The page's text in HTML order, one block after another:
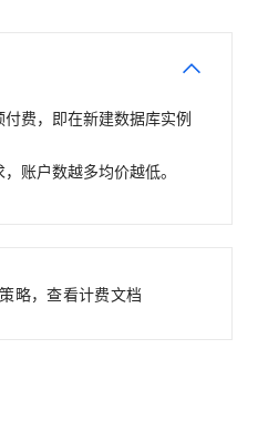
费，即在新建数据库实例
账户数越多均价越低。
略，查看计费文档